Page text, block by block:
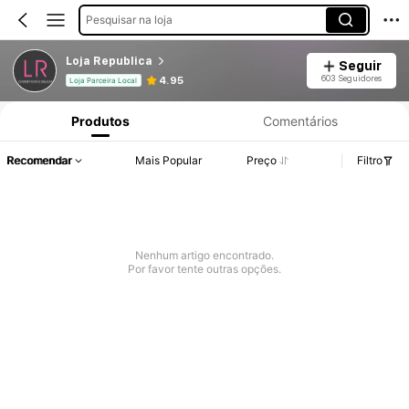
Pesquisar na loja
Loja Republica
Loja Parceira Local 4.95
Seguir
603 Seguidores
Produtos Comentários
Recomendar Mais Popular Preço Filtro
Nenhum artigo encontrado.
Por favor tente outras opções.